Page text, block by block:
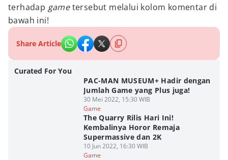
terhadap gametersebut melalui kolom komentar di
bawah ini!
Share Article
Curated For You
PAC-MAN MUSEUM+ Hadir dengan
Jumlah Game yang Plus juga!
30 Mei 2022, 15:30 WIB
Game
The Quarry Rilis Hari Ini!
Kembalinya Horor Remaja
Supermassive dan 2K
10 Jun 2022, 16:30 WIB
Game